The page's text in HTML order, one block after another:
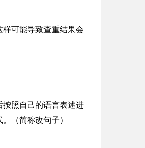
可能导致查重结果会
照自己的语言表述进
（简称改句子）